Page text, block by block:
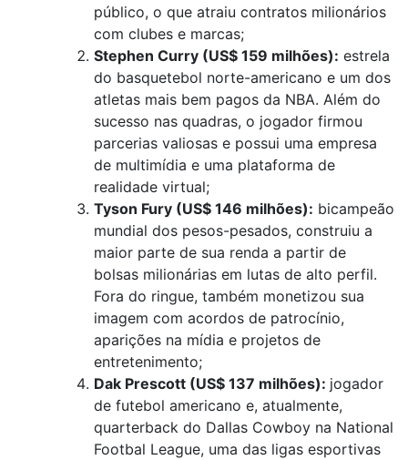
público, o que atraiu contratos milionários
com clubes e marcas;
Stephen Curry (US$ 159 milhões): estrela
do basquetebol norte-americano e um dos
atletas mais bem pagos da NBA. Além do
sucesso nas quadras, o jogador firmou
parcerias valiosas e possui uma empresa
de multimídia e uma plataforma de
realidade virtual;
Tyson Fury (US$ 146 milhões): bicampeão
mundial dos pesos-pesados, construiu a
maior parte de sua renda a partir de
bolsas milionárias em lutas de alto perfil.
Fora do ringue, também monetizou sua
imagem com acordos de patrocínio,
aparições na mídia e projetos de
entretenimento;
Dak Prescott (US$ 137 milhões): jogador
de futebol americano e, atualmente,
quarterback do Dallas Cowboy na National
Footbal League, uma das ligas esportivas